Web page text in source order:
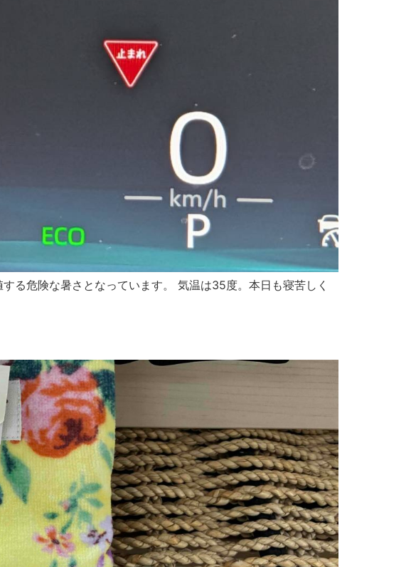
る危険な暑さとなっています。 気温は35度。本日も寝苦しく